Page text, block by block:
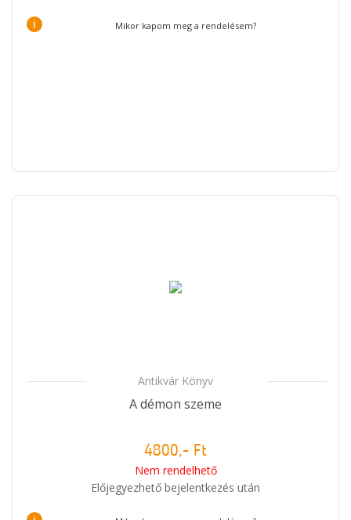
i Mikor kapom meg a rendelésem?
Antikvár Könyv
A démon szeme
4800,- Ft
Nem rendelhető
Előjegyezhető bejelentkezés után